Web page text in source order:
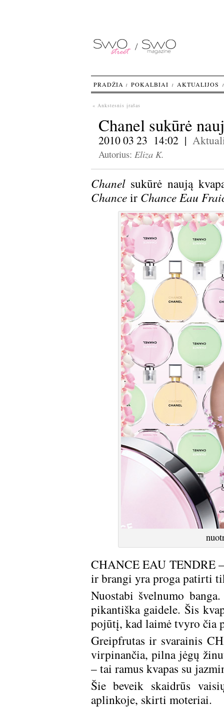
« Ankstesnis įrašas
Chanel sukūrė
2010 03 23 14:02 |
Autorius: Eliza K.
Chanelsukūrė naują
Chanceir Chance Eau
CHANCE EAU TENDRE
ir brangi yra proga patirti
Nuostabi švelnumo
pikantiška gaidele. Šis
pojūtį, kad laimė tvyro čia
Greipfrutas ir svarainis
virpinančia, pilna jėgų
– tai ramus kvapas su
Šie beveik skaidrūs
aplinkoje, skirti moteriai.
PRADŽIA POKALBIAI AKTUALIJOS